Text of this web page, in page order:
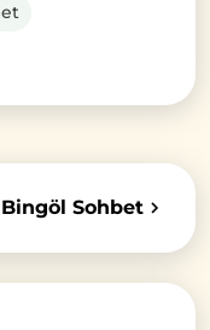
Bingöl Sohbet